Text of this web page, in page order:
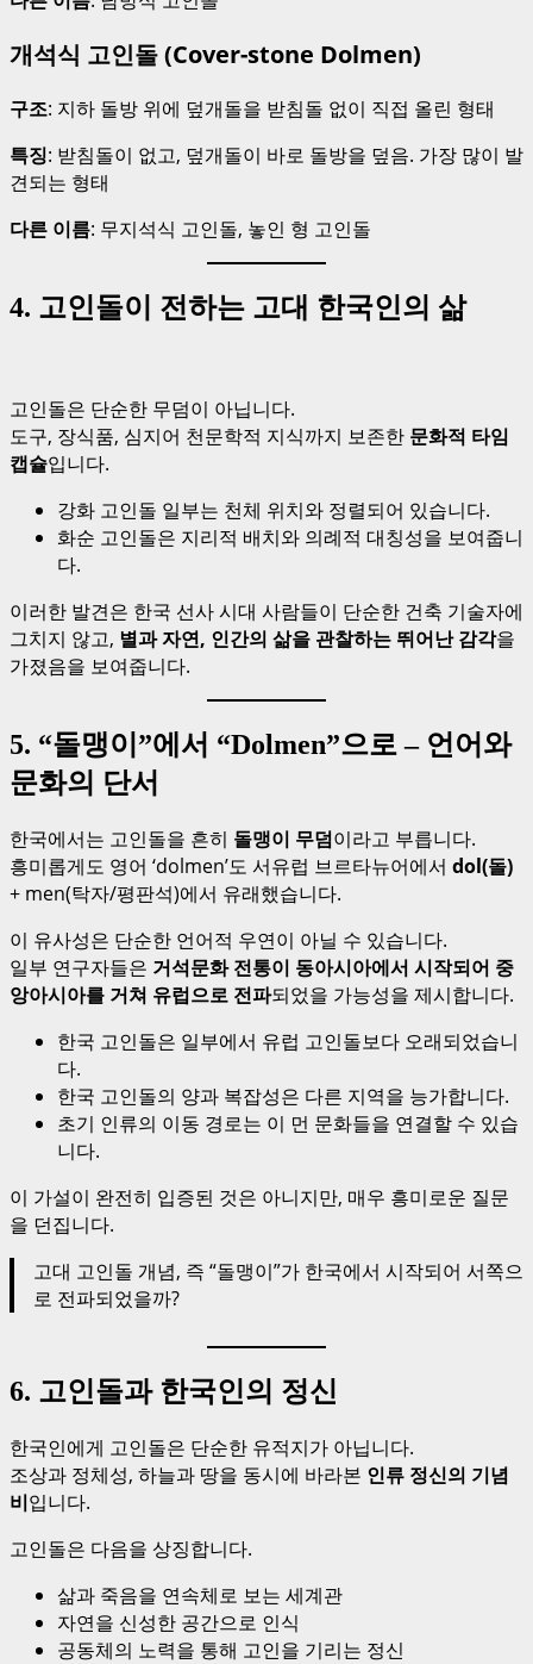
개석식 고인돌 (Cover-stone Dolmen)
구조: 지하 돌방 위에 덮개돌을 받침돌 없이 직접 올린 형태
특징: 받침돌이 없고, 덮개돌이 바로 돌방을 덮음. 가장 많이 발
견되는 형태
다른 이름: 무지석식 고인돌, 놓인 형 고인돌
4. 고인돌이 전하는 고대 한국인의 삶
고인돌은 단순한 무덤이 아닙니다.
도구, 장식품, 심지어 천문학적 지식까지 보존한 문화적 타임
캡슐입니다.
강화 고인돌 일부는 천체 위치와 정렬되어 있습니다.
화순 고인돌은 지리적 배치와 의례적 대칭성을 보여줍니
다.
이러한 발견은 한국 선사 시대 사람들이 단순한 건축 기술자에
그치지 않고, 별과 자연, 인간의 삶을 관찰하는 뛰어난 감각을
가졌음을 보여줍니다.
5. “돌맹이”에서 “Dolmen”으로 – 언어와
문화의 단서
한국에서는 고인돌을 흔히 돌맹이 무덤이라고 부릅니다.
흥미롭게도 영어 ‘dolmen’도 서유럽 브르타뉴어에서 dol(돌)
+ men(탁자/평판석)에서 유래했습니다.
이 유사성은 단순한 언어적 우연이 아닐 수 있습니다.
일부 연구자들은 거석문화 전통이 동아시아에서 시작되어 중
앙아시아를 거쳐 유럽으로 전파되었을 가능성을 제시합니다.
한국 고인돌은 일부에서 유럽 고인돌보다 오래되었습니
다.
한국 고인돌의 양과 복잡성은 다른 지역을 능가합니다.
초기 인류의 이동 경로는 이 먼 문화들을 연결할 수 있습
니다.
이 가설이 완전히 입증된 것은 아니지만, 매우 흥미로운 질문
을 던집니다.
고대 고인돌 개념, 즉 “돌맹이”가 한국에서 시작되어 서쪽으
로 전파되었을까?
6. 고인돌과 한국인의 정신
한국인에게 고인돌은 단순한 유적지가 아닙니다.
조상과 정체성, 하늘과 땅을 동시에 바라본 인류 정신의 기념
비입니다.
고인돌은 다음을 상징합니다.
삶과 죽음을 연속체로 보는 세계관
자연을 신성한 공간으로 인식
공동체의 노력을 통해 고인을 기리는 정신